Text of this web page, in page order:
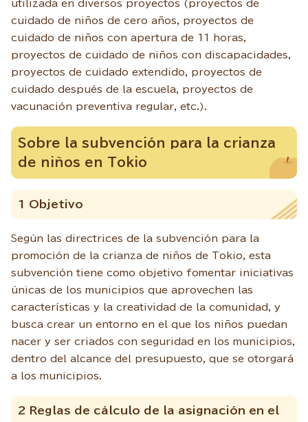
utilizada en diversos proyectos (proyectos de
cuidado de niños de cero años, proyectos de
cuidado de niños con apertura de 11 horas,
proyectos de cuidado de niños con discapacidades,
proyectos de cuidado extendido, proyectos de
cuidado después de la escuela, proyectos de
vacunación preventiva regular, etc.).
Sobre la subvención para la crianza
de niños en Tokio
1 Objetivo
Según las directrices de la subvención para la
promoción de la crianza de niños de Tokio, esta
subvención tiene como objetivo fomentar iniciativas
únicas de los municipios que aprovechen las
características y la creatividad de la comunidad, y
busca crear un entorno en el que los niños puedan
nacer y ser criados con seguridad en los municipios,
dentro del alcance del presupuesto, que se otorgará
a los municipios.
2 Reglas de cálculo de la asignación en el